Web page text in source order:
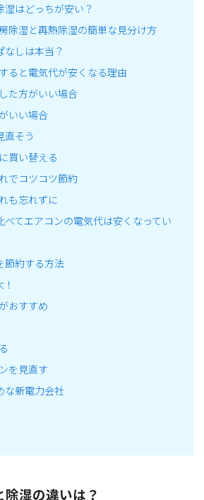
はどっちが安い？
除湿と再熱除湿の簡単な見分け方
しは本当？
ると電気代が安くなる理由
た方がいい場合
いい場合
直そう
買い替える
でコツコツ節約
も忘れずに
べてエアコンの電気代は安くなってい
節約する方法
おすすめ
を見直す
な新電力会社
湿の違いは？